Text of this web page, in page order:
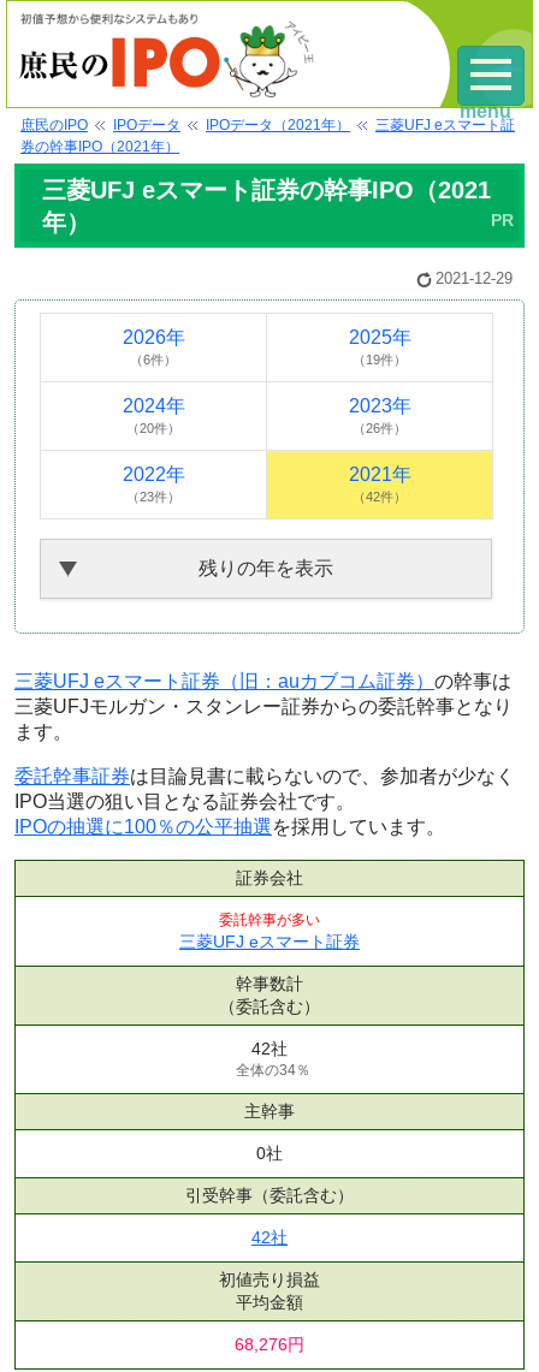
庶民のIPO IPOデータ IPOデータ（2021年）
三菱UFJ eスマート証
券の幹事IPO（2021年）
三菱UFJ eスマート証券の幹事IPO（2021
年）
2021-12-29
2026年
（6件）
2025年
（19件）
2024年
（20件）
2023年
（26件）
2022年
（23件）
2021年
（42件）
残りの年を表示
三菱UFJ eスマート証券（旧：auカブコム証券） の幹事は
三菱UFJモルガン・スタンレー証券からの委託幹事となり
ます。
委託幹事証券は目論見書に載らないので、参加者が少なく
IPO当選の狙い目となる証券会社です。
IPOの抽選に100％の公平抽選を採用しています。
証券会社
委託幹事が多い
三菱UFJ eスマート証券
幹事数計
（委託含む）
42社
全体の34％
主幹事
0社
引受幹事 （委託含む）
42社
初値売り損益
平均金額
68,276円
menu